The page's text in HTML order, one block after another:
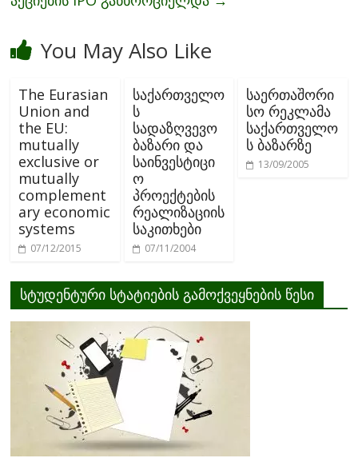
You May Also Like
The Eurasian
Union and
the EU:
mutually
exclusive or
mutually
complement
ary economic
systems
07/12/2015
საქართველო
ს
სადაზღვევო
ბაზარი და
საინვესტიცი
ო
პროექტების
რეალიზაციის
საკითხები
07/11/2004
საერთაშორი
სო რეკლამა
საქართველო
ს ბაზარზე
13/09/2005
სტუდენტური სტატიების გამოქვეყნების წესი